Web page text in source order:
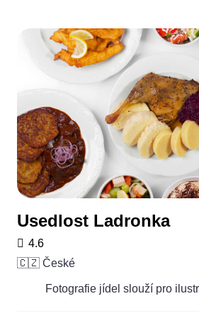
Usedlost Ladronka
4.6
🇨🇿 České
Fotografie jídel slouží pro